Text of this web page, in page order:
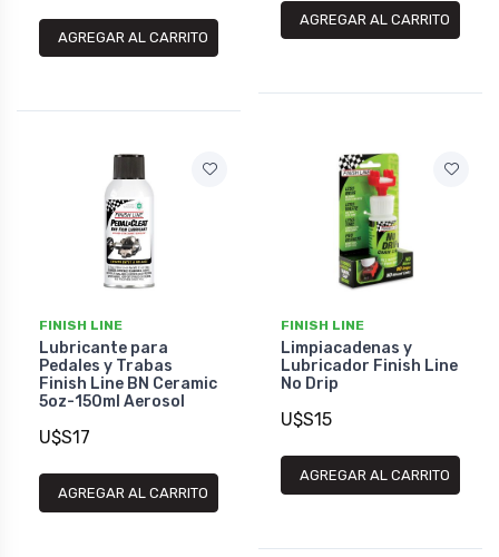
AGREGAR AL CARRITO
AGREGAR AL CARRITO
FINISH LINE
Lubricante para
Pedales y Trabas
Finish Line BN Ceramic
5oz-150ml Aerosol
U$S17
AGREGAR AL CARRITO
FINISH LINE
Limpiacadenas y
Lubricador Finish Line
No Drip
U$S15
AGREGAR AL CARRITO